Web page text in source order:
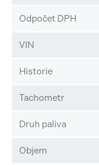
Odpočet DPH
VIN
Historie
Tachometr
Druh paliva
Objem